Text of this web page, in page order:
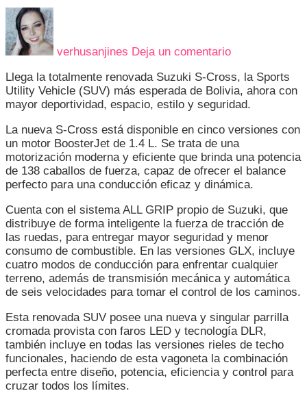
verhusanjines Deja un comentario“CRUZAR
LÍMITES”
CON
LA
TERCERA
GENERACIÓN
DE
LA
SUZUKI
S-
CROSS
Llega la totalmente renovada Suzuki S-Cross, la Sports
Utility Vehicle (SUV) más esperada de Bolivia, ahora con
mayor deportividad, espacio, estilo y seguridad.
La nueva S-Cross está disponible en cinco versiones con
un motor BoosterJet de 1.4 L. Se trata de una
motorización moderna y eficiente que brinda una potencia
de 138 caballos de fuerza, capaz de ofrecer el balance
perfecto para una conducción eficaz y dinámica.
Cuenta con el sistema ALL GRIP propio de Suzuki, que
distribuye de forma inteligente la fuerza de tracción de
las ruedas, para entregar mayor seguridad y menor
consumo de combustible. En las versiones GLX, incluye
cuatro modos de conducción para enfrentar cualquier
terreno, además de transmisión mecánica y automática
de seis velocidades para tomar el control de los caminos.
Esta renovada SUV posee una nueva y singular parrilla
cromada provista con faros LED y tecnología DLR,
también incluye en todas las versiones rieles de techo
funcionales, haciendo de esta vagoneta la combinación
perfecta entre diseño, potencia, eficiencia y control para
cruzar todos los límites.